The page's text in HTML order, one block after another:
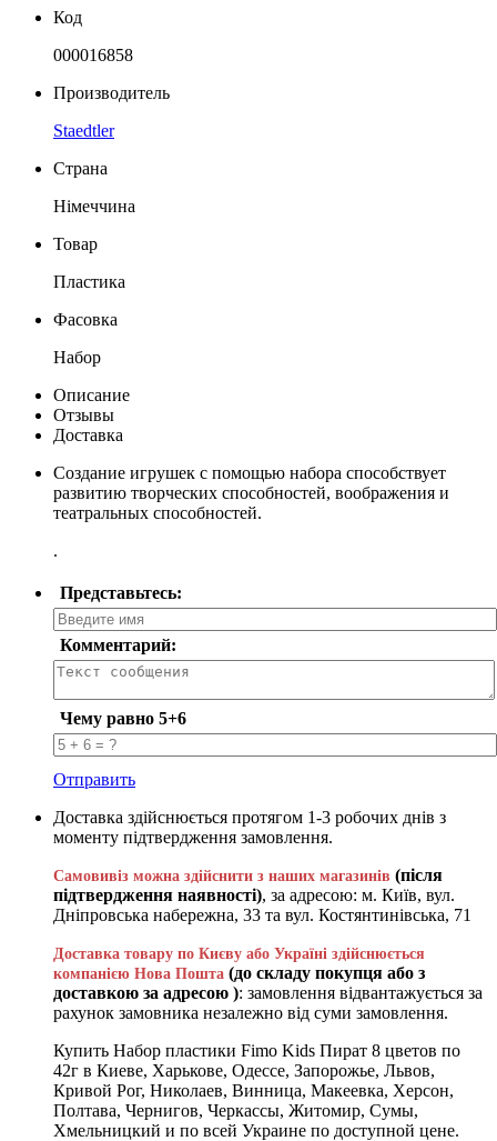
Код
000016858
Производитель
Staedtler
Страна
Німеччина
Товар
Пластика
Фасовка
Набор
Описание
Отзывы
Доставка
Создание игрушек с помощью набора способствует
развитию творческих способностей, воображения и
театральных способностей.
.
Представьтесь:
Комментарий:
Чему равно 5+6
Отправить
Доставка здійснюється протягом 1-3 робочих днів з
моменту підтвердження замовлення.
Самовивіз можна здійснити з наших магазинів (після
підтвердження наявності), за адресою: м. Київ, вул.
Дніпровська набережна, 33 та вул. Костянтинівська, 71
Доставка товару по Києву або Україні здійснюється
компанією Нова Пошта (до складу покупця або з
доставкою за адресою ): замовлення відвантажується за
рахунок замовника незалежно від суми замовлення.
Купить Набор пластики Fimo Kids Пират 8 цветов по
42г в Киеве, Харькове, Одессе, Запорожье, Львов,
Кривой Рог, Николаев, Винница, Макеевка, Херсон,
Полтава, Чернигов, Черкассы, Житомир, Сумы,
Хмельницкий и по всей Украине по доступной цене.